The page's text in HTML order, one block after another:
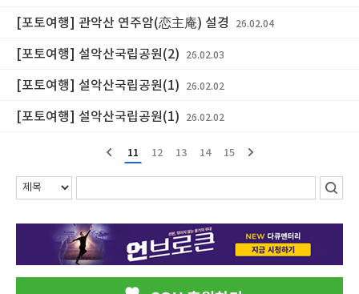
[포토여행] 관악산 연주암(恋主庵) 설경 26.02.04
[포토여행] 설악산국립공원(2) 26.02.03
[포토여행] 설악산국립공원(1) 26.02.02
[포토여행] 설악산국립공원(1) 26.02.02
11 12 13 14 15